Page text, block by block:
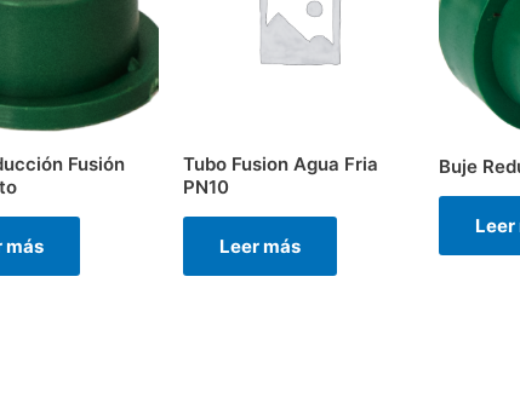
Fusión
más
Tubo Fusion Agua Fria
PN10
Leer más
Buje
Leer